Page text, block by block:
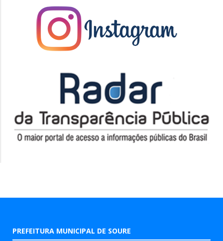
PREFEITURA MUNICIPAL DE SOURE